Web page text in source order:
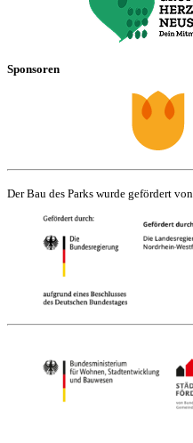
Sponsoren
Der Bau des Parks wurde gefördert von